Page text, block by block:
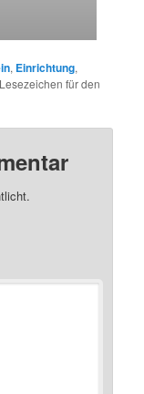
, Einrichtung,
für den